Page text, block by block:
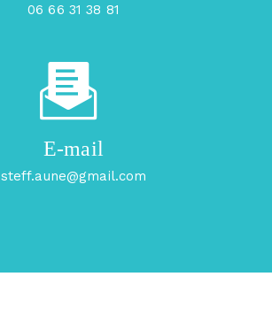
06 66 31 38 81
E-mail
steff.aune@gmail.com